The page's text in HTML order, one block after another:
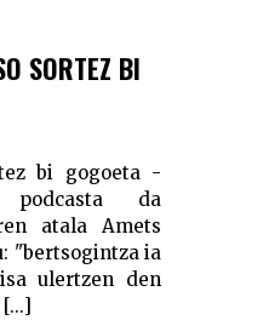
SORTEZ BI
bi gogoeta -
podcasta da
atala Amets
"bertsogintza ia
ulertzen den